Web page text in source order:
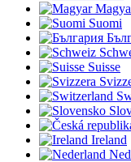
Suomi
Suisse
Ireland